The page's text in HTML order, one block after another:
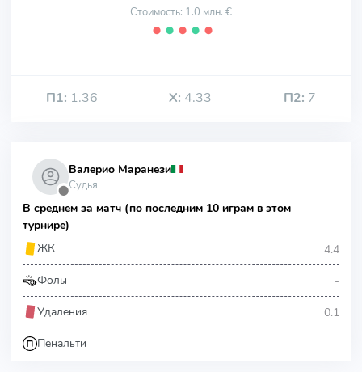
Стоимость: 1.0 млн. €
⬤ ⬤ ⬤ ⬤ ⬤
П1: 1.36 Х: 4.33 П2: 7
⬤
Валерио Маранези
Судья
В среднем за матч (по последним 10 играм в этом
турнире)
ЖК
4.4
Фолы -
Удаления 0.1
Пенальти -